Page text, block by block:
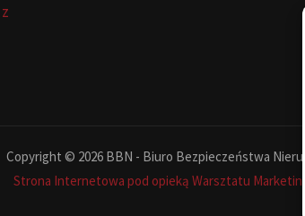
Copyright © 2026 BBN - Biuro Bezpieczeństwa
Strona Internetowa pod opieką Warsztatu